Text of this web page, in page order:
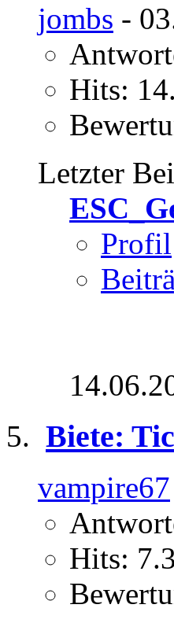
jombs -
Hits:
Letzter
Profil
Biete:
vampire67
Hits: